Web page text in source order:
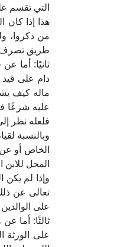
التي تقسم
هذا إذا
من ذكروا،
طريق
ثانيًا: أما
دام على قيد
ماله كيف
عليه شرعًا
فلعله نظر
وبالنسبة
الخاص أو
المحل للابن
وإذا لم يكن
تعالى عن
على
ثالثًا: أما
على